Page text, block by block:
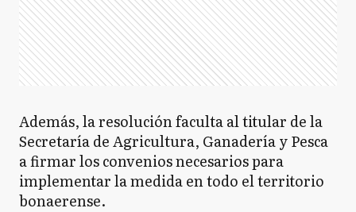
Además, la resolución faculta al titular de la
Secretaría de Agricultura, Ganadería y Pesca
a firmar los convenios necesarios para
implementar la medida en todo el territorio
bonaerense.